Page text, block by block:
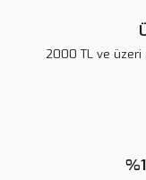
2000 TL ve üzeri